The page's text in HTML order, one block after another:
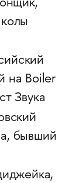
на Boiler
Звука
бывший